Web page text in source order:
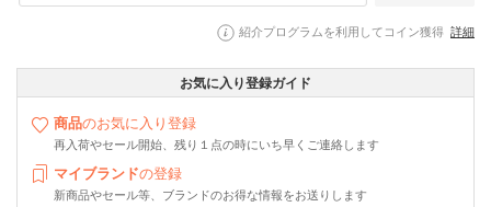
紹介プログラムを利用してコイン獲得 詳細
お気に入り登録ガイド
商品のお気に入り登録
再入荷やセール開始、残り１点の時にいち早くご連絡します
マイブランドの登録
新商品やセール等、ブランドのお得な情報をお送りします